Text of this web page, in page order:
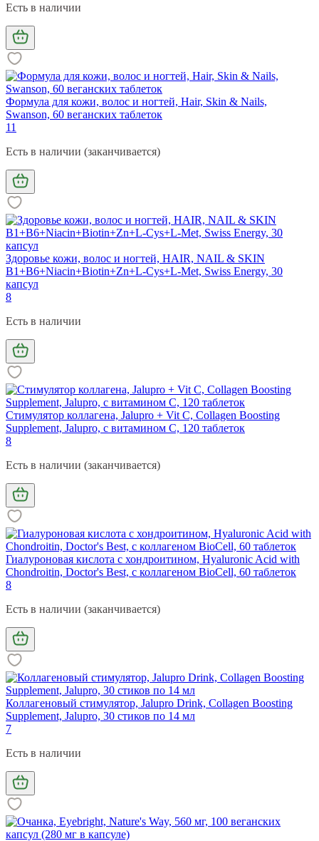
Есть в наличии
Формула для кожи, волос и ногтей, Hair, Skin & Nails,
Swanson, 60 веганских таблеток
11
Есть в наличии (заканчивается)
Здоровье кожи, волос и ногтей, HAIR, NAIL & SKIN
B1+B6+Niacin+Biotin+Zn+L-Cys+L-Met, Swiss Energy, 30
капсул
8
Есть в наличии
Стимулятор коллагена, Jalupro + Vit C, Collagen Boosting
Supplement, Jalupro, с витамином С, 120 таблеток
8
Есть в наличии (заканчивается)
Гиалуроновая кислота с хондроитином, Hyaluronic Acid with
Chondroitin, Doctor's Best, с коллагеном BioCell, 60 таблеток
8
Есть в наличии (заканчивается)
Коллагеновый стимулятор, Jalupro Drink, Collagen Boosting
Supplement, Jalupro, 30 стиков по 14 мл
7
Есть в наличии